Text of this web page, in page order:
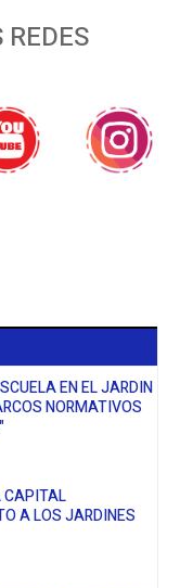
EN EL JARDIN
NORMATIVOS
CAPITAL
A LOS JARDINES